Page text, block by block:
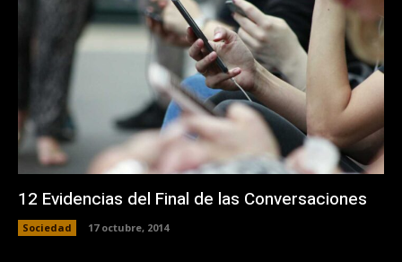
12 Evidencias del Final de las Conversaciones
Sociedad 17 octubre, 2014